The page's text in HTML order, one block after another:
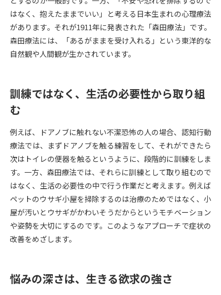
大学で学べる内容や特徴を調べる
新増設大学・学部・学科特集
国際・グローバルに強い大学特
デジタルパンフレット 進路の３択
（高3生用）
（高2生用）
SELFBRAND特集ページ
オープンキャンパスなどを調べる
オープンキャンパス検索 実施プログラムから探す
来場型・Web型イベント特集 夢ナビライブ
受験準備 資料検索
はなく、抱えたままでいい」と考える日本生まれの心理療法
があります。それが1911年に発表された「森田療法」です。
森田療法には、「あるがままを受け入れる」という東洋的な
自然観や人間観が生かされています。
訓練ではなく、生活の必要性から取り組
む
例えば、ドアノブに触れない不潔恐怖の人の場合、認知行動
療法では、まずドアノブを触る練習をして、それができたら
次はトイレの便器を触るというように、段階的に訓練をしま
す。一方、森田療法では、それらに訓練として取り組むので
はなく、生活の必要性の中で行う作業だと考えます。例えば
ペットのウサギ小屋を掃除するのは治療のためではなく、小
屋が汚いとウサギがかわいそうだからというモチベーション
や姿勢を大切にするのです。このようなアプローチで症状の
改善をめざします。
悩みの深さは、生きる欲求の強さ